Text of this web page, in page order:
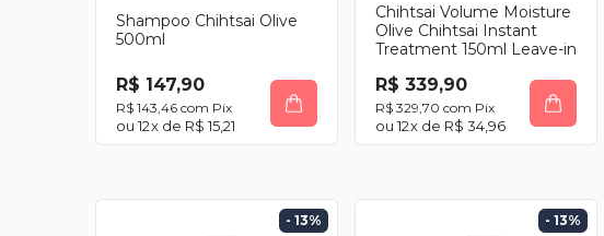
Shampoo Chihtsai Olive
500ml
R$ 147,90
R$ 143,46 com Pix
12x de R$ 15,21
Chihtsai Volume Moisture
Olive Chihtsai Instant
Treatment 150ml Leave-in
R$ 339,90
R$ 329,70 com Pix
12x de R$ 34,96
- 13% - 13%